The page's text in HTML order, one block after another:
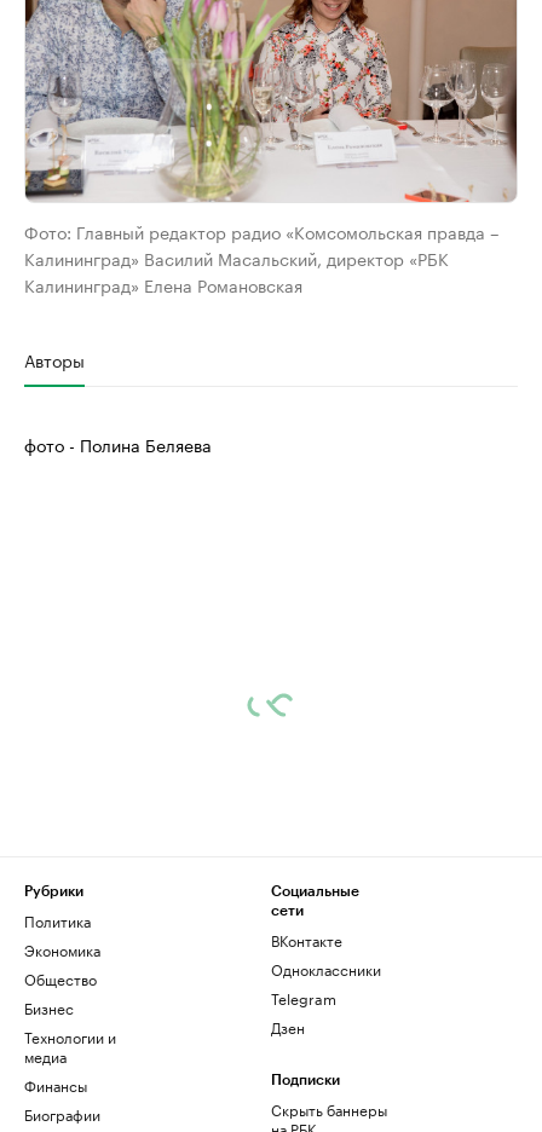
Фото: Главный редактор радио «Комсомольская правда –
Калининград» Василий Масальский, директор «РБК
Калининград» Елена Романовская
Авторы
фото - Полина Беляева
Рубрики
Политика
Экономика
Общество
Бизнес
Технологии и
медиа
Финансы
Биографии
Социальные
сети
ВКонтакте
Одноклассники
Telegram
Дзен
Подписки
Скрыть баннеры